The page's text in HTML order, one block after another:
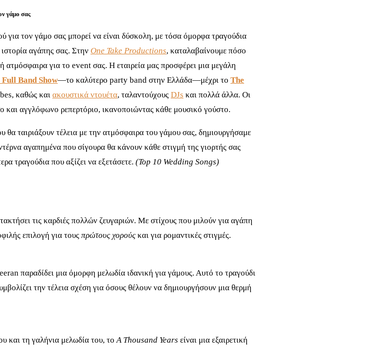
γάμο σας
για τον γάμο σας μπορεί να είναι δύσκολη, με τόσα όμορφα τραγούδια
αγάπης σας. Στην One Take Productions, καταλαβαίνουμε πόσο
ατμόσφαιρα για το event σας. Η εταιρεία μας προσφέρει μια μεγάλη
Full Band Show—το καλύτερο party band στην Ελλάδα—μέχρι το The
καθώς και ακουστικά ντουέτα, ταλαντούχους DJs και πολλά άλλα. Οι
και αγγλόφωνο ρεπερτόριο, ικανοποιώντας κάθε μουσικό γούστο.
θα ταιριάξουν τέλεια με την ατμόσφαιρα του γάμου σας, δημιουργήσαμε
αγαπημένα που σίγουρα θα κάνουν κάθε στιγμή της γιορτής σας
τραγούδια που αξίζει να εξετάσετε. (Top 10 Wedding Songs)
τις καρδιές πολλών ζευγαριών. Με στίχους που μιλούν για αγάπη
επιλογή για τους πρώτους χορούς και για ρομαντικές στιγμές.
παραδίδει μια όμορφη μελωδία ιδανική για γάμους. Αυτό το τραγούδι
την τέλεια σχέση για όσους θέλουν να δημιουργήσουν μια θερμή
και τη γαλήνια μελωδία του, τοA Thousand Years είναι μια εξαιρετική